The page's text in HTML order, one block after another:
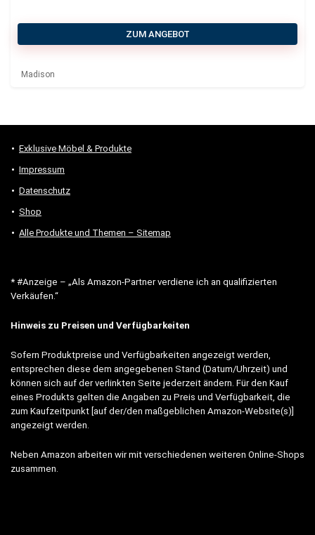
ZUM ANGEBOT
Madison
Exklusive Möbel & Produkte
Impressum
Datenschutz
Shop
Alle Produkte und Themen – Sitemap
* #Anzeige – „Als Amazon-Partner verdiene ich an qualifizierten
Verkäufen.“
Hinweis zu Preisen und Verfügbarkeiten
Sofern Produktpreise und Verfügbarkeiten angezeigt werden,
entsprechen diese dem angegebenen Stand (Datum/Uhrzeit) und
können sich auf der verlinkten Seite jederzeit ändern. Für den Kauf
eines Produkts gelten die Angaben zu Preis und Verfügbarkeit, die
zum Kaufzeitpunkt [auf der/den maßgeblichen Amazon-Website(s)]
angezeigt werden.
Neben Amazon arbeiten wir mit verschiedenen weiteren Online-Shops
zusammen.